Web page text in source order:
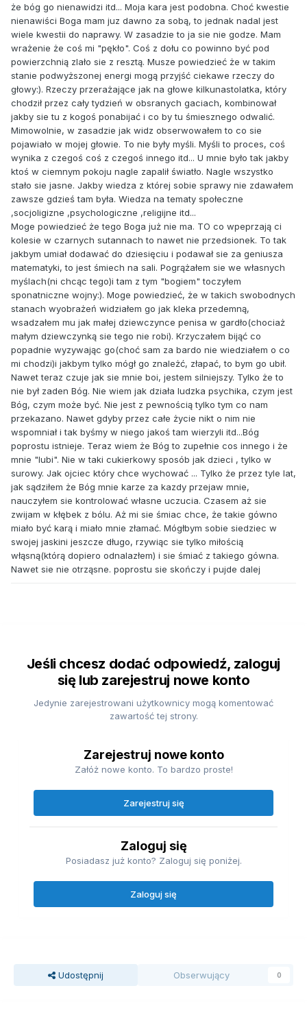
że bóg go nienawidzi itd... Moja kara jest podobna. Choć kwestie
nienawiści Boga mam juz dawno za sobą, to jednak nadal jest
wiele kwestii do naprawy. W zasadzie to ja sie nie godze. Mam
wrażenie że coś mi "pękło". Coś z dołu co powinno być pod
powierzchnią zlało sie z resztą. Musze powiedzieć że w takim
stanie podwyższonej energi mogą przyjść ciekawe rzeczy do
głowy:). Rzeczy przerażające jak na głowe kilkunastolatka, który
chodził przez cały tydzień w obsranych gaciach, kombinował
jakby sie tu z kogoś ponabijać i co by tu śmiesznego odwalić.
Mimowolnie, w zasadzie jak widz obserwowałem to co sie
pojawiało w mojej głowie. To nie były myśli. Myśli to proces, coś
wynika z czegoś coś z czegoś innego itd... U mnie było tak jakby
ktoś w ciemnym pokoju nagle zapalił światło. Nagle wszystko
stało sie jasne. Jakby wiedza z której sobie sprawy nie zdawałem
zawsze gdzieś tam była. Wiedza na tematy społeczne
,socjoligizne ,psychologiczne ,religijne itd...
Moge powiedzieć że tego Boga już nie ma. TO co wpeprzają ci
kolesie w czarnych sutannach to nawet nie przedsionek. To tak
jakbym umiał dodawać do dziesięciu i podawał sie za geniusza
matematyki, to jest śmiech na sali. Pogrążałem sie we własnych
myślach(ni chcąc tego)i tam z tym "bogiem" toczyłem
sponatniczne wojny:). Moge powiedzieć, że w takich swobodnych
stanach wyobrażeń widziałem go jak kleka przedemną,
wsadzałem mu jak małej dziewczynce penisa w gardło(chociaż
małym dziewczynką sie tego nie robi). Krzyczałem bijąć co
popadnie wyzywając go(choć sam za bardo nie wiedziałem o co
mi chodzi)i jakbym tylko mógł go znależć, złapać, to bym go ubił.
Nawet teraz czuje jak sie mnie boi, jestem silniejszy. Tylko że to
nie był zaden Bóg. Nie wiem jak działa ludzka psychika, czym jest
Bóg, czym może być. Nie jest z pewnością tylko tym co nam
przekazano. Nawet gdyby przez całe życie nikt o nim nie
wspomniał i tak byśmy w niego jakoś tam wierzyli itd...Bóg
poprostu istnieje. Teraz wiem że Bóg to zupełnie cos innego i że
mnie "lubi". Nie w taki cukierkowy sposób jak dzieci , tylko w
surowy. Jak ojciec który chce wychować ... Tylko że przez tyle lat,
jak sądziłem że Bóg mnie karze za kazdy przejaw mnie,
nauczyłem sie kontrolować własne uczucia. Czasem aż sie
zwijam w kłębek z bólu. Aż mi sie śmiac chce, że takie gówno
miało być karą i miało mnie złamać. Mógłbym sobie siedziec w
swojej jaskini jeszcze długo, rzywiąc sie tylko miłością
włąsną(którą dopiero odnalazłem) i sie śmiać z takiego gówna.
Nawet sie nie otrząsne. poprostu sie skończy i pujde dalej
Jeśli chcesz dodać odpowiedź, zaloguj
się lub zarejestruj nowe konto
Jedynie zarejestrowani użytkownicy mogą komentować
zawartość tej strony.
Zarejestruj nowe konto
Załóż nowe konto. To bardzo proste!
Zarejestruj się
Zaloguj się
Posiadasz już konto? Zaloguj się poniżej.
Zaloguj się
Udostępnij Obserwujący 0